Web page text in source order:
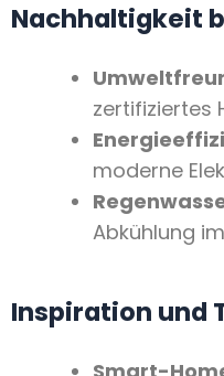
Nachhaltigkeit
zertifiziertes
moderne
Abkühlung
Inspiration und